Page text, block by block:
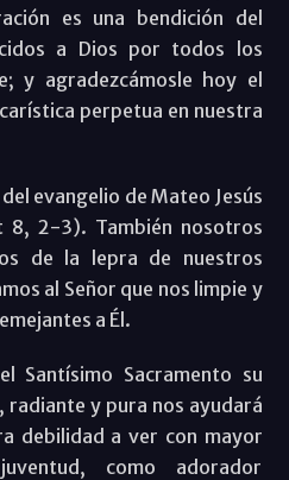
es una bendición del
a Dios por todos los
y agradezcámosle hoy el
perpetua en nuestra
evangelio de Mateo Jesús
8, 2-3). También nosotros
de la lepra de nuestros
al Señor que nos limpie y
a Él.
Santísimo Sacramento su
radiante y pura nos ayudará
debilidad a ver con mayor
como adorador